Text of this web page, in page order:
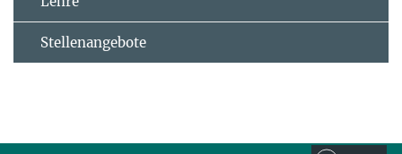
Stellenangebote